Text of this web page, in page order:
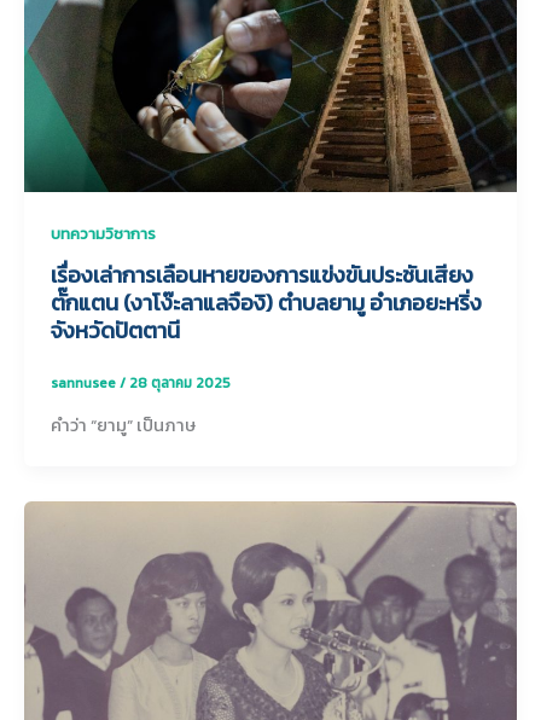
บทความวิชาการ
เรื่องเล่าการเลือนหายของการแข่งขันประชันเสียง
ตั๊กแตน (งาโง๊ะลาแลจืองิ) ตำบลยามู อำเภอยะหริ่ง
จังหวัดปัตตานี
sannusee/ 28 ตุลาคม 2025
คำว่า “ยามู” เป็นภาษ